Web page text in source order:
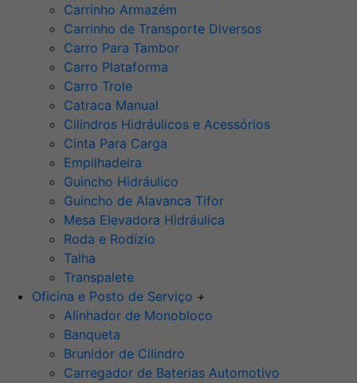
Carrinho Armazém
Carrinho de Transporte Diversos
Carro Para Tambor
Carro Plataforma
Carro Trole
Catraca Manual
Cilindros Hidráulicos e Acessórios
Cinta Para Carga
Empilhadeira
Guincho Hidráulico
Guincho de Alavanca Tifor
Mesa Elevadora Hidráulica
Roda e Rodízio
Talha
Transpalete
Oficina e Posto de Serviço +
Alinhador de Monobloco
Banqueta
Brunidor de Cilindro
Carregador de Baterias Automotivo